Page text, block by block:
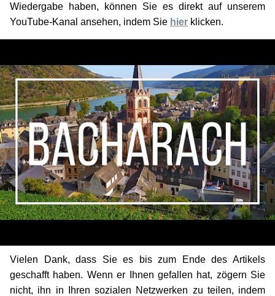
Wiedergabe haben, können Sie es direkt auf unserem
YouTube-Kanal ansehen, indem Sie hier klicken.
Vielen Dank, dass Sie es bis zum Ende des Artikels
geschafft haben. Wenn er Ihnen gefallen hat, zögern Sie
nicht, ihn in Ihren sozialen Netzwerken zu teilen, indem